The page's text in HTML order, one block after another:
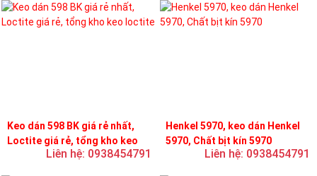
Keo dán 598 BK giá rẻ nhất,
Loctite giá rẻ, tổng kho keo
Liên hệ: 0938454791
Henkel 5970, keo dán Henkel
5970, Chất bịt kín 5970
Liên hệ: 0938454791